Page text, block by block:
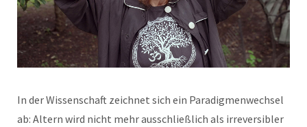
In der Wissenschaft zeichnet sich ein Paradigmenwechsel
ab: Altern wird nicht mehr ausschließlich als irreversibler